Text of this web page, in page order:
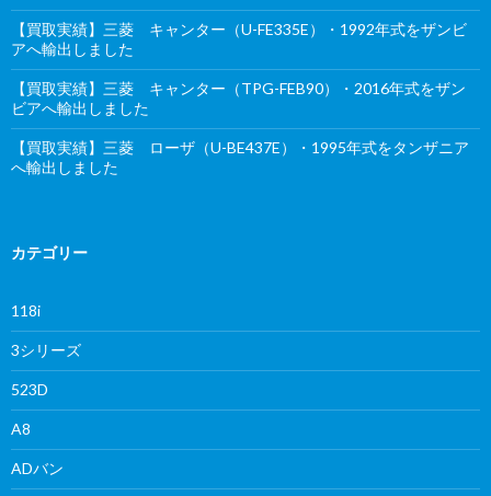
【買取実績】三菱 キャンター（U-FE335E）・1992年式をザンビ
アへ輸出しました
【買取実績】三菱 キャンター（TPG-FEB90）・2016年式をザン
ビアへ輸出しました
【買取実績】三菱 ローザ（U-BE437E）・1995年式をタンザニア
へ輸出しました
カテゴリー
118i
3シリーズ
523D
A8
ADバン